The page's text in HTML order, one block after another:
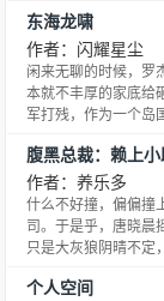
的，离开的人或者事
东海龙啸
作者：闪耀星尘
闲来无聊的时候，罗
本就不丰厚的家底给
军打残，作为一个岛
能蹦跶多久？当然，
罗杰发现了一个可以
腹黑总裁：赖上
作者：养乐多
什么不好撞，偏偏撞
司。于是乎，唐晓晨
只是大灰狼阴晴不定
个人空间